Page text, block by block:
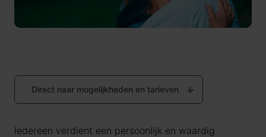
Direct naar mogelijkheden en tarieven
Iedereen verdient een persoonlijk en waardig